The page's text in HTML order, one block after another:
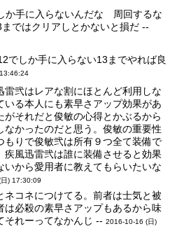
か手に入らないんだな 周回するな
ではクリアしとかないと損だ --
でしか手に入らない13までやれば良
雷弐はレアな割にほとんど利用しな
いる本人にも素早さアップ効果があ
がそれだと俊敏の心得とかぶるから
なかったのだと思う。俊敏の重要性
もりで俊敏弐は所有９つ全て装備で
疾風迅雷弐は誰に装備させると効果
いから愛用者に教えてもらいたいな
) 17:30:09
ネコネにつけてる。前者は士気と被
は必殺の素早さアップもあるから味
それーってなかんじ --2016-10-16 (日)